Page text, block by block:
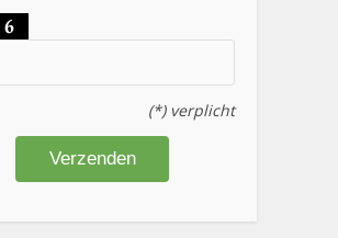
(*) verplicht